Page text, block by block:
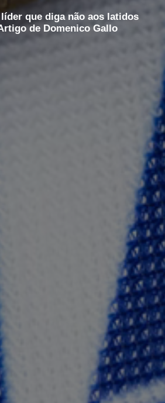
que diga não aos latidos
de Domenico Gallo